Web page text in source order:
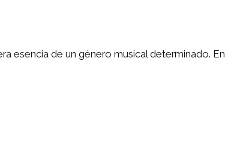
esencia de un género musical determinado. En